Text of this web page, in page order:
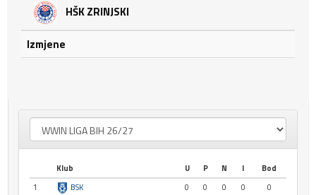
HŠK ZRINJSKI
Izmjene
Klub U P N I
Bod
1
BSK 0 0 0 0
0